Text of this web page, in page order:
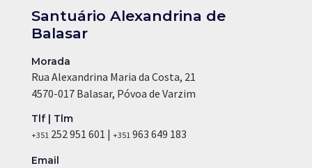
Santuário Alexandrina de
Balasar
Morada
Rua Alexandrina Maria da Costa, 21
4570-017 Balasar, Póvoa de Varzim
Tlf | Tlm
+351252 951 601 | +351963 649 183
Email